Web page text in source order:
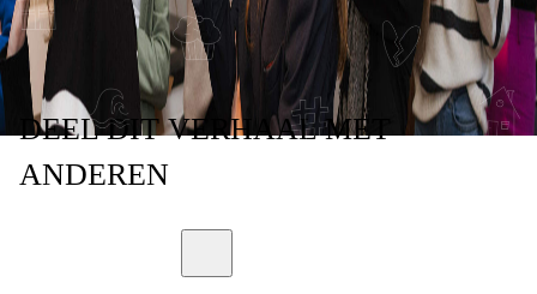
LIEFDESLEVEN?'
DEELDIT VERHAALMET
ANDEREN